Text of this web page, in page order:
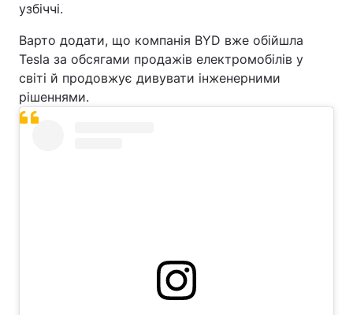
узбіччі.
Варто додати, що компанія BYD вже обійшла
Tesla за обсягами продажів електромобілів у
світі й продовжує дивувати інженерними
рішеннями.